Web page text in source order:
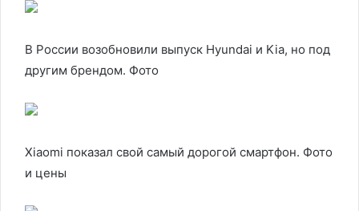
В России возобновили выпуск Hyundai и Kia, но под
другим брендом. Фото
Xiaomi показал свой самый дорогой смартфон. Фото
и цены